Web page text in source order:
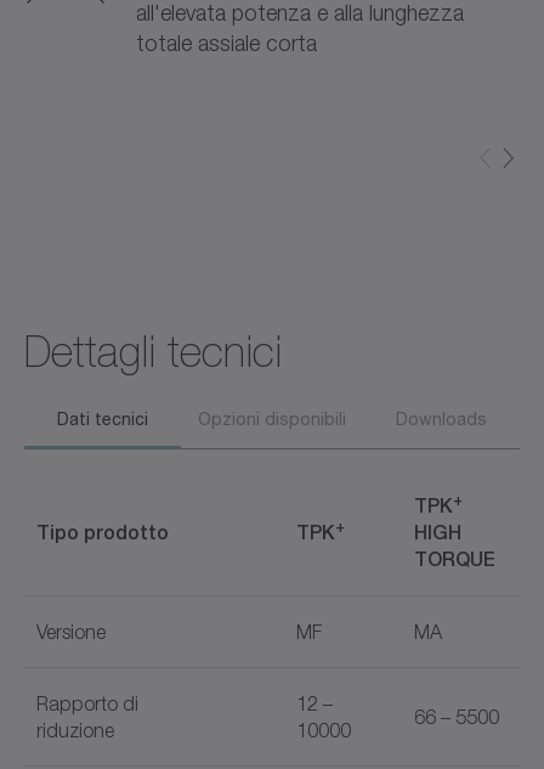
all'elevata potenza e alla lunghezza
totale assiale corta
Dettagli tecnici
Dati tecnici Opzioni disponibili Downloads
Tipo prodotto TPK+
TPK+
HIGH
TORQUE
Versione MF MA
Rapporto di
riduzione
12 –
10000
66 – 5500